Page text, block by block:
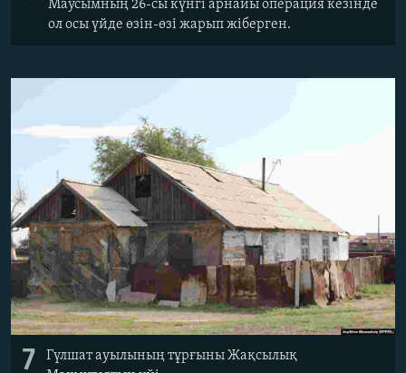
Маусымның 26-сы күнгі арнайы операция кезінде
ол осы үйде өзін-өзі жарып жіберген.
7
Гүлшат ауылының тұрғыны Жақсылық